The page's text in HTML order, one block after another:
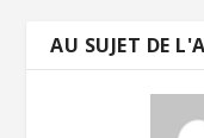
AU SUJET DE